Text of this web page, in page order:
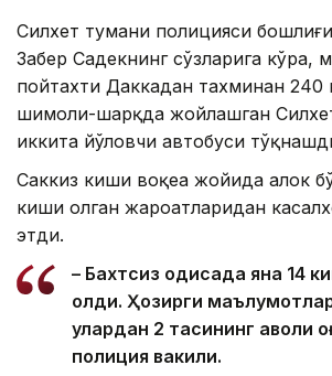
Силхет тумани полицияси
Забер Садекнинг сўзларига кўра,
пойтахти Даккадан тахминан 240
шимоли-шарқда жойлашган
иккита йўловчи автобуси
Саккиз киши воқеа жойида ҳалок
киши олган жароҳатларидан
этди.
– Бахтсиз ҳодисада яна 14
олди. Ҳозирги
улардан 2 тасининг аҳволи
полиция вакили.